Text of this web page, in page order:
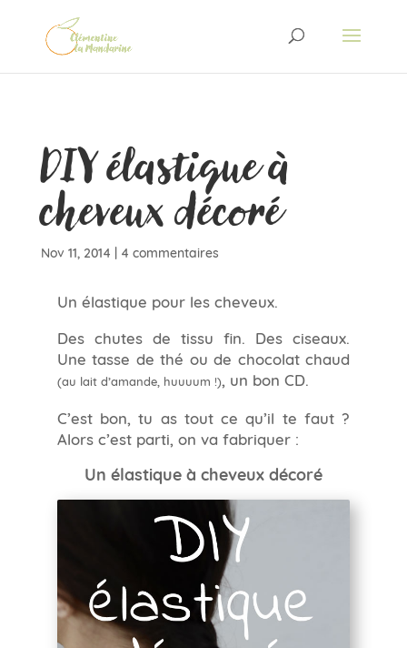
DIY élastique à
cheveux décoré
Nov 11, 2014 | 4 commentaires
Un élastique pour les cheveux.
Des chutes de tissu fin. Des ciseaux.
Une tasse de thé ou de chocolat chaud
(au lait d’amande, huuuum !), un bon CD.
C’est bon, tu as tout ce qu’il te faut ?
Alors c’est parti, on va fabriquer :
Un élastique à cheveux décoré